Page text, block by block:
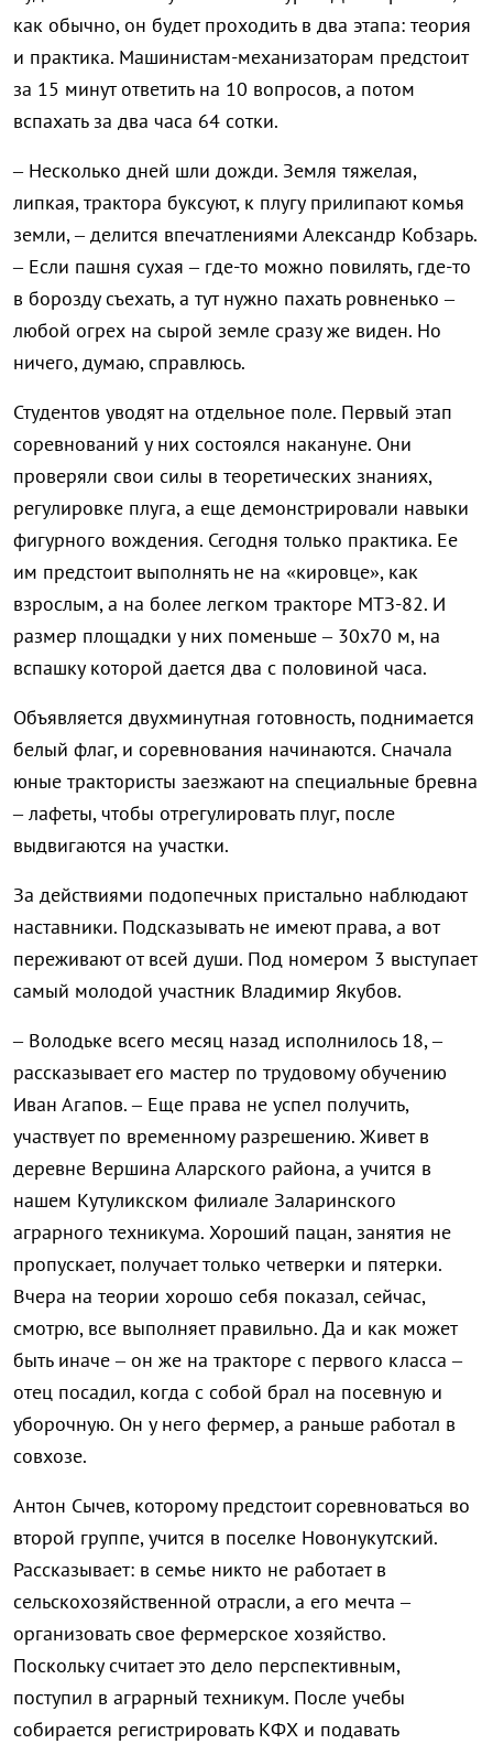
как обычно, он будет проходить в два этапа: теория
и практика. Машинистам-механизаторам предстоит
за 15 минут ответить на 10 вопросов, а потом
вспахать за два часа 64 сотки.
– Несколько дней шли дожди. Земля тяжелая,
липкая, трактора буксуют, к плугу прилипают комья
земли, – делится впечатлениями Александр Кобзарь.
– Если пашня сухая – где-то можно повилять, где-то
в борозду съехать, а тут нужно пахать ровненько –
любой огрех на сырой земле сразу же виден. Но
ничего, думаю, справлюсь.
Студентов уводят на отдельное поле. Первый этап
соревнований у них состоялся накануне. Они
проверяли свои силы в теоретических знаниях,
регулировке плуга, а еще демонстрировали навыки
фигурного вождения. Сегодня только практика. Ее
им предстоит выполнять не на «кировце», как
взрослым, а на более легком тракторе МТЗ-82. И
размер площадки у них поменьше – 30х70 м, на
вспашку которой дается два с половиной часа.
Объявляется двухминутная готовность, поднимается
белый флаг, и соревнования начинаются. Сначала
юные трактористы заезжают на специальные бревна
– лафеты, чтобы отрегулировать плуг, после
выдвигаются на участки.
За действиями подопечных пристально наблюдают
наставники. Подсказывать не имеют права, а вот
переживают от всей души. Под номером 3 выступает
самый молодой участник Владимир Якубов.
– Володьке всего месяц назад исполнилось 18, –
рассказывает его мастер по трудовому обучению
Иван Агапов. – Еще права не успел получить,
участвует по временному разрешению. Живет в
деревне Вершина Аларского района, а учится в
нашем Кутуликском филиале Заларинского
аграрного техникума. Хороший пацан, занятия не
пропускает, получает только четверки и пятерки.
Вчера на теории хорошо себя показал, сейчас,
смотрю, все выполняет правильно. Да и как может
быть иначе – он же на тракторе с первого класса –
отец посадил, когда с собой брал на посевную и
уборочную. Он у него фермер, а раньше работал в
совхозе.
Антон Сычев, которому предстоит соревноваться во
второй группе, учится в поселке Новонукутский.
Рассказывает: в семье никто не работает в
сельскохозяйственной отрасли, а его мечта –
организовать свое фермерское хозяйство.
Поскольку считает это дело перспективным,
поступил в аграрный техникум. После учебы
собирается регистрировать КФХ и подавать